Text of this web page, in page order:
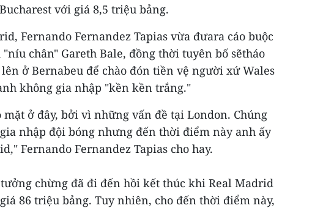
với giá 8,5 triệu bảng.
Fernando Fernandez Tapias vừa đưara cáo buộc
chân" Gareth Bale, đồng thời tuyên bố sẽtháo
ở Bernabeu để chào đón tiền vệ người xứ Wales
không gia nhập "kền kền trắng."
mặt ở đây, bởi vì những vấn đề tại London. Chúng
nhập đội bóng nhưng đến thời điểm này anh ấy
Fernando Fernandez Tapias cho hay.
chừng đã đi đến hồi kết thúc khi Real Madrid
86 triệu bảng. Tuy nhiên, cho đến thời điểm này,